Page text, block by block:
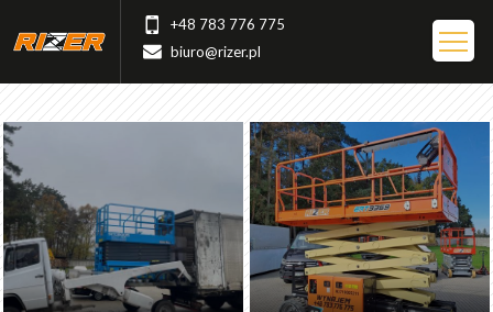
+48 783 776 775
biuro@rizer.pl